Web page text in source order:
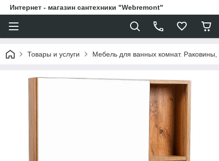
Интернет - магазин сантехники "Webremont"
Товары и услуги Мебель для ванных комнат.